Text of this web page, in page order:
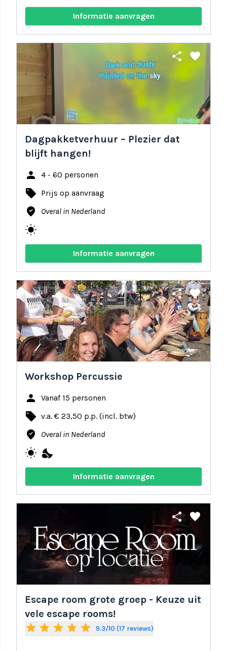
Informatie aanvragen
share favorite
Dagpakketverhuur – Plezier dat
blijft hangen!
person 4 - 60 personen
local_offer Prijs op aanvraag
where_to_vote Overal in Nederland
wb_sunny
Informatie aanvragen
share favorite
Workshop Percussie
person Vanaf 15 personen
local_offer v.a. € 23,50 p.p. (incl. btw)
where_to_vote Overal in Nederland
wb_sunny nights_stay
Informatie aanvragen
share favorite
Escape room grote groep - Keuze uit
vele escape rooms!
star star star star star 9.3/10 (17 reviews)